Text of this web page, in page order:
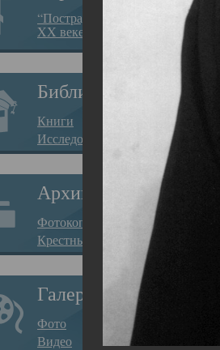
“Пострадавшие за веру в
XX веке на Севере”
Библиотека
Книги
Исследования
Архив
Фотокопии дел
Крестные ходы
Галерея
Фото
Видео